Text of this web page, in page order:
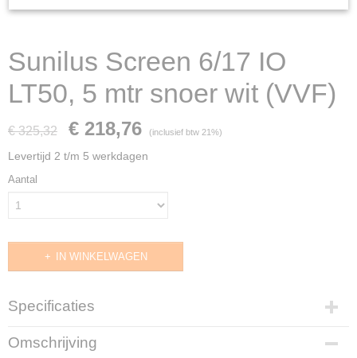
Sunilus Screen 6/17 IO
LT50, 5 mtr snoer wit (VVF)
€ 325,32 € 218,76 (inclusief btw 21%)
Levertijd 2 t/m 5 werkdagen
Aantal
IN WINKELWAGEN
Specificaties
Productcode
1033312
Omschrijving